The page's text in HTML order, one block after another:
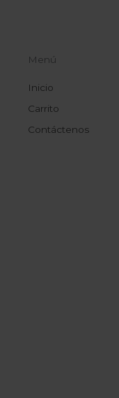
Menú
Inicio
Carrito
Contáctenos